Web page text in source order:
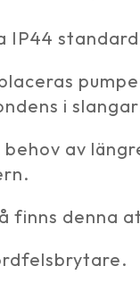
i
av
finns denna